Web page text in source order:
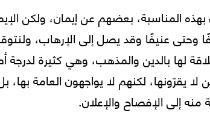
بهذه المناسبة، بعضهم عن إيمان، ولكن
وحتى عنيفًا وقد يصل إلى الإرهاب،
لها بالدين والمذهب، وهي كثيرة
يقرّونها، لكنهم لا يواجهون العامة
منه إلى الإفصاح والإعلان.